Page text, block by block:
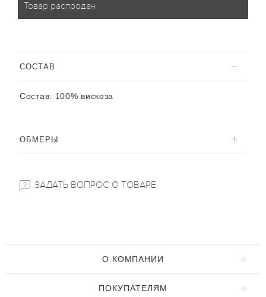
Товар распродан
CОСТАВ
Состав: 100% вискоза
ОБМЕРЫ
ЗАДАТЬ ВОПРОС О ТОВАРЕ
О КОМПАНИИ
ПОКУПАТЕЛЯМ